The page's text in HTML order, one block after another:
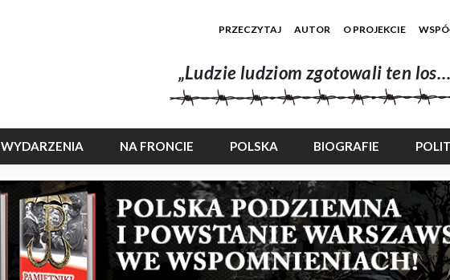
PRZECZYTAJ AUTOR O PROJEKCIE
„Ludzie ludziom zgotowali ten
WYDARZENIA NA FRONCIE POLSKA BIOGRAFIE